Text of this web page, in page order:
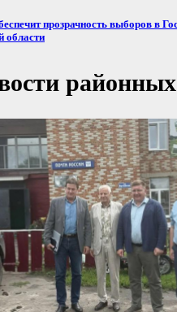
прозрачность выборов в
области